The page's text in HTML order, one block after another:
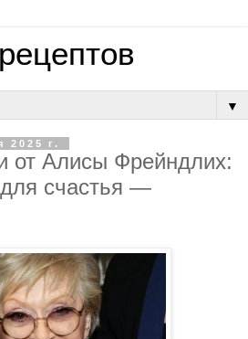
▼
2025 г.
от Алисы Фрейндлих:
счастья —